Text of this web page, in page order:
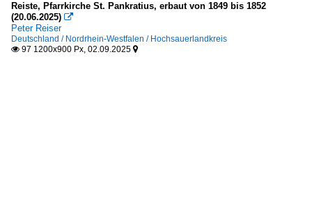
Reiste, Pfarrkirche St. Pankratius, erbaut von 1849 bis 1852
(20.06.2025) 
Peter Reiser
Deutschland / Nordrhein-Westfalen / Hochsauerlandkreis
 97 1200x900 Px, 02.09.2025 